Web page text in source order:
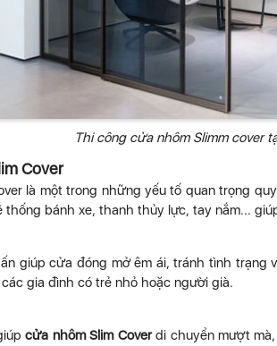
Thi công cửa nhôm Slimm cover
Cover
là một trong những yếu tố quan trọng
bánh xe, thanh thủy lực, tay nắm...
giúp cửa đóng mở êm ái, tránh tình trạng
gia đình có trẻ nhỏ hoặc người già.
cửa nhôm Slim Coverdi chuyển mượt mà,